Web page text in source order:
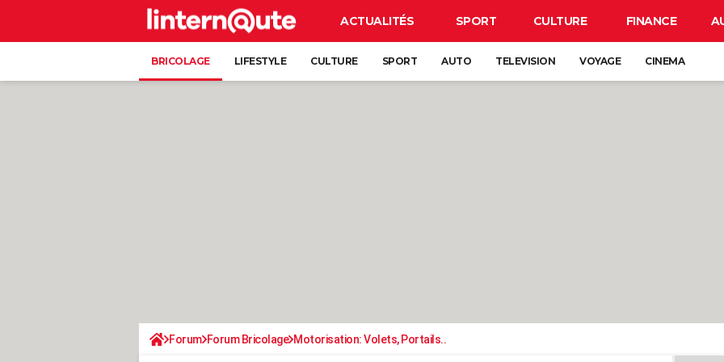
ACTUALITÉS SPORT CULTURE FINANCE
BRICOLAGE LIFESTYLE CULTURE SPORT AUTO TELEVISION VOYAGE CINEMA
Forum Forum Bricolage Motorisation: Volets, Portails..